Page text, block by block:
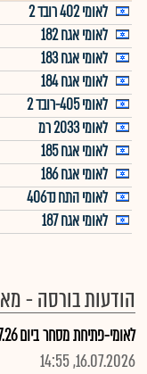
לאומי 402 רובד 2
לאומי אגח 182
לאומי אגח 183
לאומי אגח 184
לאומי 405-רובד 2
לאומי 2033 רמ
לאומי אגח 185
לאומי אגח 186
לאומי התח נד406
לאומי אגח 187
הודעות בורסה -
לאומי-פתיחת מסחר ביום 17.7.26-לאומי מסחרי 13
16.07.2026, 14:55